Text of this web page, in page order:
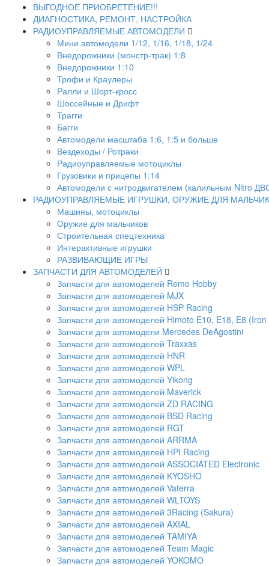
ВЫГОДНОЕ ПРИОБРЕТЕНИЕ!!!
ДИАГНОСТИКА, РЕМОНТ, НАСТРОЙКА
РАДИОУПРАВЛЯЕМЫЕ АВТОМОДЕЛИ
Мини автомодели 1/12, 1/16, 1/18, 1/24
Внедорожники (монстр-трак) 1:8
Внедорожники 1:10
Трофи и Краулеры
Ралли и Шорт-кросс
Шоссейные и Дрифт
Трагги
Багги
Автомодели масштаба 1:6, 1:5 и больше
Вездеходы / Ротраки
Радиоуправляемые мотоциклы
Грузовики и прицепы 1:14
Автомодели с нитродвигателем (калильным Nitro
РАДИОУПРАВЛЯЕМЫЕ ИГРУШКИ, ОРУЖИЕ ДЛЯ
Машины, мотоциклы
Оружие для мальчиков
Строительная спецтехника
Интерактивные игрушки
РАЗВИВАЮЩИЕ ИГРЫ
ЗАПЧАСТИ ДЛЯ АВТОМОДЕЛЕЙ
Запчасти для автомоделей Remo Hobby
Запчасти для автомоделей MJX
Запчасти для автомоделей HSP Racing
Запчасти для автомоделей Himoto E10, E18, E8
Запчасти для автомодели Mercedes DeAgostini
Запчасти для автомоделей Traxxas
Запчасти для автомоделей HNR
Запчасти для автомоделей WPL
Запчасти для автомоделей Yikong
Запчасти для автомоделей Maverick
Запчасти для автомоделей ZD RACING
Запчасти для автомоделей BSD Racing
Запчасти для автомоделей RGT
Запчасти для автомоделей ARRMA
Запчасти для автомоделей HPI Racing
Запчасти для автомоделей ASSOCIATED Electronic
Запчасти для автомоделей KYOSHO
Запчасти для автомоделей Vaterra
Запчасти для автомоделей WLTOYS
Запчасти для автомоделей 3Racing (Sakura)
Запчасти для автомоделей AXIAL
Запчасти для автомоделей TAMIYA
Запчасти для автомоделей Team Magic
Запчасти для автомоделей YOKOMO